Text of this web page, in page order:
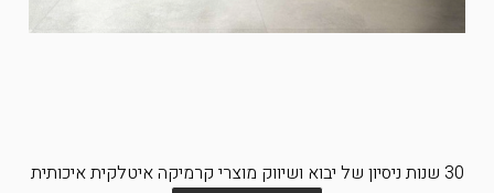
30 שנות ניסיון של יבוא ושיווק מוצרי קרמיקה איטלקית איכותית